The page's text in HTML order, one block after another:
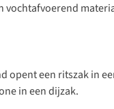
vochtafvoerend